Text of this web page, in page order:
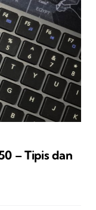
– Tipis dan